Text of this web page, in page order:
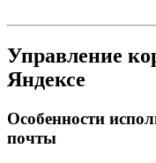
Управление
Яндексе
Особенности
почты